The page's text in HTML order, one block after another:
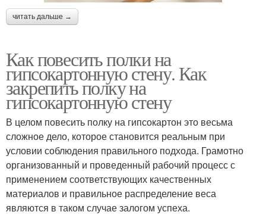
читать дальше →
Как повесить полки на
гипсокартонную стену. Как
закрепить полку на
гипсокартонную стену
В целом повесить полку на гипсокартон это весьма
сложное дело, которое становится реальным при
условии соблюдения правильного подхода. Грамотно
организованный и проведенный рабочий процесс с
применением соответствующих качественных
материалов и правильное распределение веса
являются в таком случае залогом успеха.